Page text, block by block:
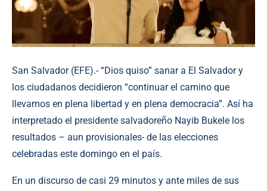
San Salvador (EFE).- “Dios quiso” sanar a El Salvador y
los ciudadanos decidieron “continuar el camino que
llevamos en plena libertad y en plena democracia”. Así ha
interpretado el presidente salvadoreño Nayib Bukele los
resultados – aun provisionales- de las elecciones
celebradas este domingo en el país.
En un discurso de casi 29 minutos y ante miles de sus